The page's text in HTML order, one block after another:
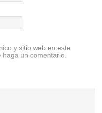
y sitio web en este
haga un comentario.